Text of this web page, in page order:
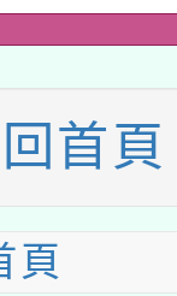
節水達
藝術
第2次
(無人
動站研
閱讀
研習
慧
首頁
頁